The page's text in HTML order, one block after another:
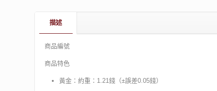
描述
商品編號
商品特色
黃金：約重：1.21錢（±誤差0.05錢）